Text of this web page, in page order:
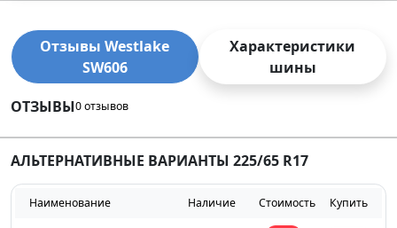
Отзывы Westlake
SW606
Характеристики
шины
ОТЗЫВЫ0 отзывов
АЛЬТЕРНАТИВНЫЕ ВАРИАНТЫ 225/65 R17
Наименование Наличие Стоимость Купить